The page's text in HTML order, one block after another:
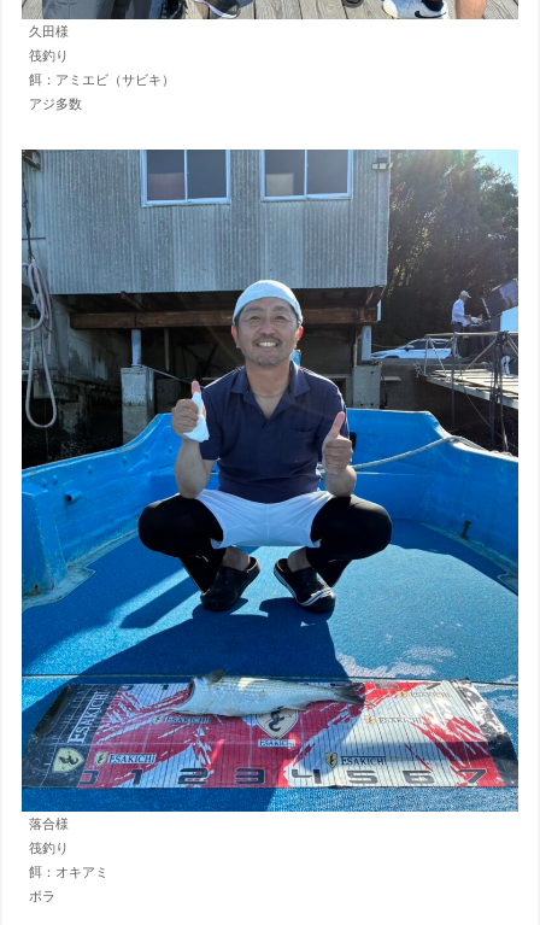
久田様
筏釣り
餌：アミエビ（サビキ）
アジ多数
落合様
筏釣り
餌：オキアミ
ボラ